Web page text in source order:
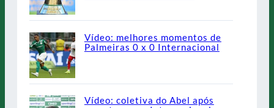
Vídeo: melhores momentos de
Palmeiras 0 x 0 Internacional
Vídeo: coletiva do Abel após